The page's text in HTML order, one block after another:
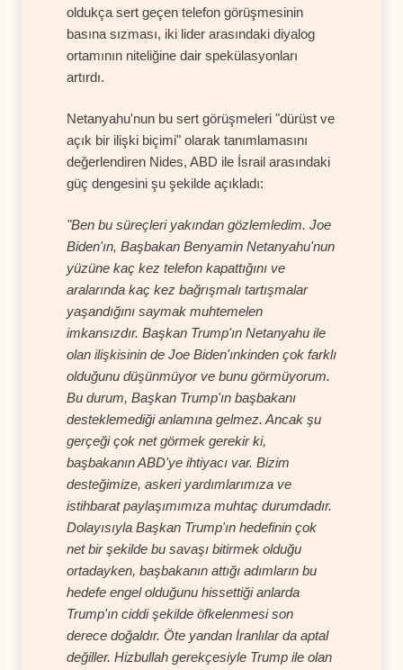
oldukça sert geçen telefon görüşmesinin
basına sızması, iki lider arasındaki diyalog
ortamının niteliğine dair spekülasyonları
artırdı.
Netanyahu'nun bu sert görüşmeleri "dürüst ve
açık bir ilişki biçimi" olarak tanımlamasını
değerlendiren Nides, ABD ile İsrail arasındaki
güç dengesini şu şekilde açıkladı:
"Ben bu süreçleri yakından gözlemledim. Joe
Biden'ın, Başbakan Benyamin Netanyahu'nun
yüzüne kaç kez telefon kapattığını ve
aralarında kaç kez bağrışmalı tartışmalar
yaşandığını saymak muhtemelen
imkansızdır. Başkan Trump'ın Netanyahu ile
olan ilişkisinin de Joe Biden'ınkinden çok farklı
olduğunu düşünmüyor ve bunu görmüyorum.
Bu durum, Başkan Trump'ın başbakanı
desteklemediği anlamına gelmez. Ancak şu
gerçeği çok net görmek gerekir ki,
başbakanın ABD'ye ihtiyacı var. Bizim
desteğimize, askeri yardımlarımıza ve
istihbarat paylaşımımıza muhtaç durumdadır.
Dolayısıyla Başkan Trump'ın hedefinin çok
net bir şekilde bu savaşı bitirmek olduğu
ortadayken, başbakanın attığı adımların bu
hedefe engel olduğunu hissettiği anlarda
Trump'ın ciddi şekilde öfkelenmesi son
derece doğaldır. Öte yandan İranlılar da aptal
değiller. Hizbullah gerekçesiyle Trump ile olan